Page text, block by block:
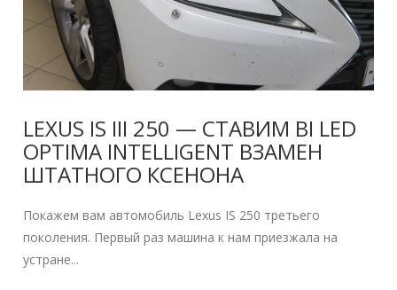
LEXUS IS III 250 — СТАВИМ BI LED
OPTIMA INTELLIGENT ВЗАМЕН
ШТАТНОГО КСЕНОНА
Покажем вам автомобиль Lexus IS 250 третьего
поколения. Первый раз машина к нам приезжала на
устране...